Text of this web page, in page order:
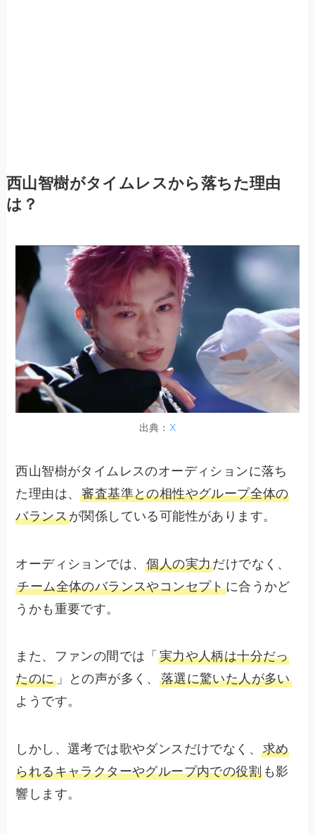
西山智樹がタイムレスから落ちた理由
は？
出典： X
西山智樹がタイムレスのオーディションに落ち
た理由は、審査基準との相性やグループ全体の
バランスが関係している可能性があります。
オーディションでは、個人の実力だけでなく、
チーム全体のバランスやコンセプトに合うかど
うかも重要です。
また、ファンの間では「 実力や人柄は十分だっ
たのに」との声が多く、 落選に驚いた人が多い
ようです。
しかし、選考では歌やダンスだけでなく、求め
られるキャラクターやグループ内での役割 も影
響します。